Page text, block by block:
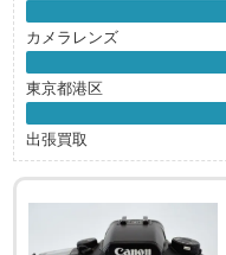
カメラレンズ
東京都港区
出張買取